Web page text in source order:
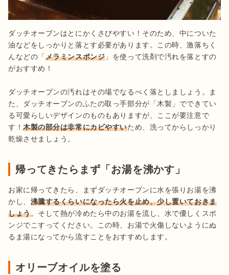
ダッチオーブンはとにかくさびやすい！そのため、中についた
油などをしっかりと落とす必要があります。この時、激落ちく
んなどの「メラミンスポンジ 」を使って洗剤で汚れを落とすの
がおすすめ！
ダッチオーブンの汚れはその場でなるべく落としましょう。ま
た、ダッチオーブンのふたの取っ手部分が「木製」でできてい
る可愛らしいデザインのものもありますが、ここが要注意で
す！木製の部分は非常にカビやすいため、洗ってからしっかり
乾燥させましょう。
帰ってきたらまず「お湯を沸かす」
お家に帰ってきたら、まずダッチオーブンに水を張りお湯を沸
かし、 沸騰するくらいになったら火を止め、少し置いておきま
しょう。そして熱が冷めたら中のお湯を流し、水で優しくスポ
ンジでこすってください。この時、お湯で火傷しないようにぬ
るま湯になってから流すことをおすすめします。
オリーブオイルを塗る